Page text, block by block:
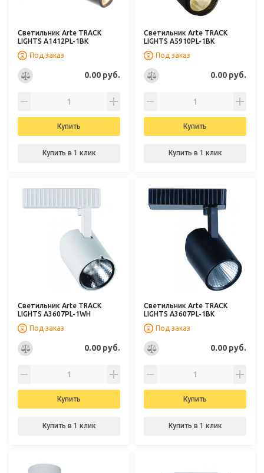
Светильник Arte TRACK
LIGHTS A1412PL-1BK
Под заказ
0.00 руб.
Купить
Купить в 1 клик
Светильник Arte TRACK
LIGHTS A5910PL-1BK
Под заказ
0.00 руб.
Купить
Купить в 1 клик
Светильник Arte TRACK
LIGHTS A3607PL-1WH
Под заказ
0.00 руб.
Купить
Купить в 1 клик
Светильник Arte TRACK
LIGHTS A3607PL-1BK
Под заказ
0.00 руб.
Купить
Купить в 1 клик